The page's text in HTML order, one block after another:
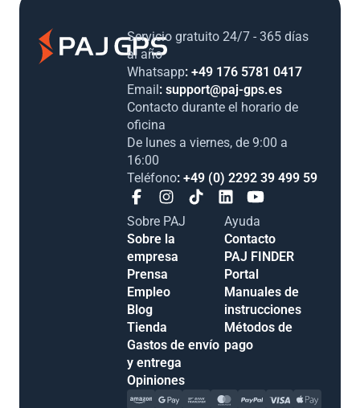
Servicio gratuito 24/7 - 365 días al
año
Whatsapp: +49 176 5781 0417
Email: support@paj-gps.es
Contacto durante el horario de
oficina
De lunes a viernes, de 9:00 a
16:00
Teléfono: +49 (0) 2292 39 499 59
Sobre PAJ
Sobre la empresa
Prensa
Empleo
Blog
Tienda
Gastos de envío y
entrega
Opiniones
Ayuda
Contacto
PAJ FINDER
Portal
Manuales de
instrucciones
Métodos de pago